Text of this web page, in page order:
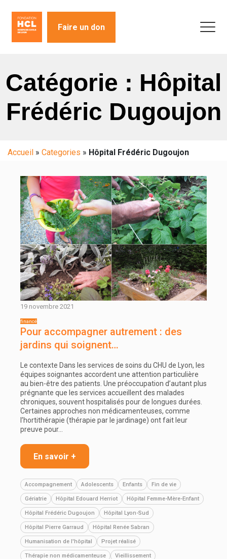
Faire un don
Catégorie : Hôpital
Frédéric Dugoujon
Accueil » Categories » Hôpital Frédéric Dugoujon
19 novembre 2021
Pour accompagner autrement : des
jardins qui soignent…
Le contexte Dans les services de soins du CHU de Lyon, les
équipes soignantes accordent une attention particulière
au bien-être des patients. Une préoccupation d’autant plus
prégnante que les services accueillent des malades
chroniques, souvent hospitalisés pour de longues durées.
Certaines approches non médicamenteuses, comme
l’hortithérapie (thérapie par le jardinage) ont fait leur
preuve pour…
En savoir +
Accompagnement Adolescents Enfants Fin de vie
Gériatrie Hôpital Edouard Herriot Hôpital Femme-Mère-Enfant
Hôpital Frédéric Dugoujon Hôpital Lyon-Sud
Hôpital Pierre Garraud Hôpital Renée Sabran
Humanisation de l'hôpital Projet réalisé
Thérapie non médicamenteuse Vieillissement